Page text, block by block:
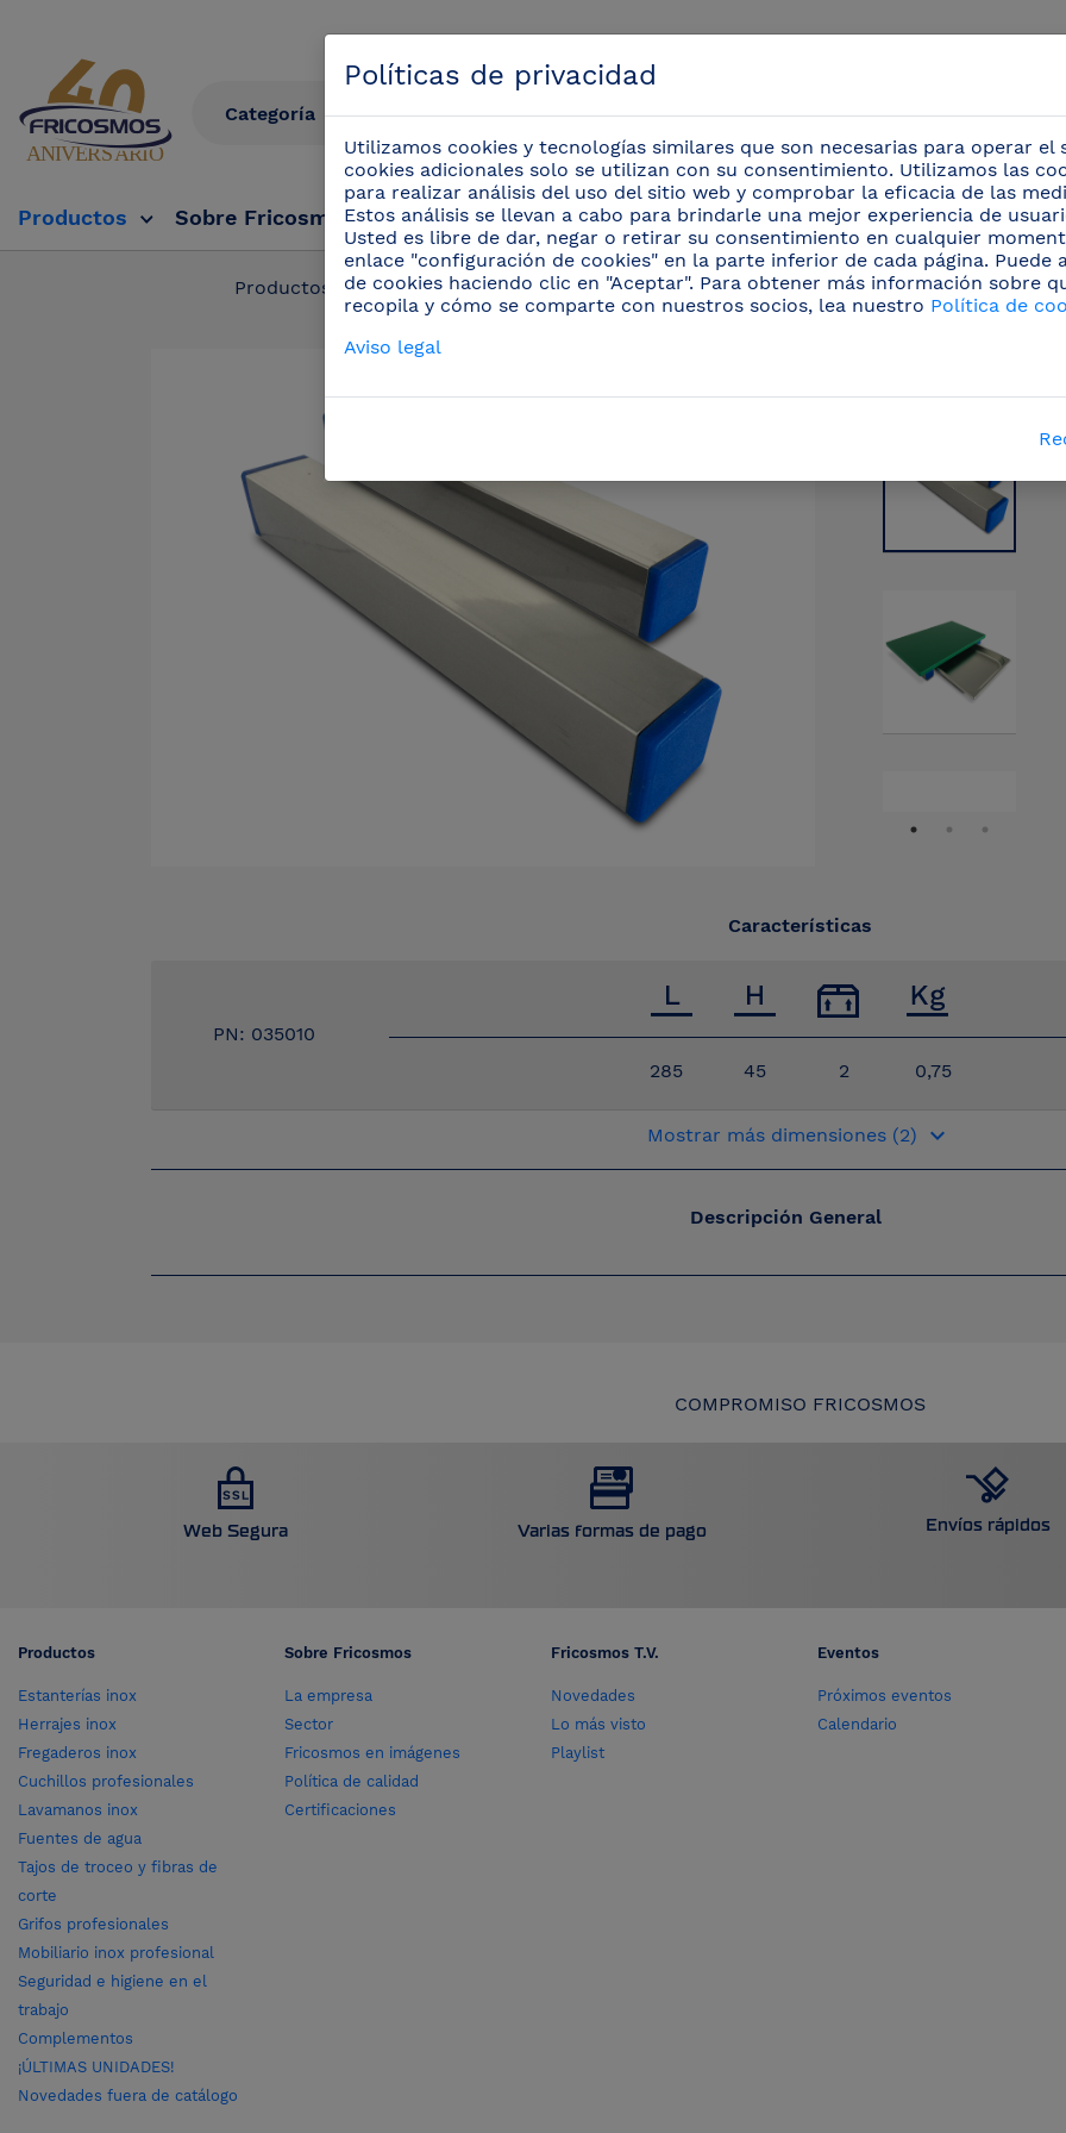
Productos Sobre Fricosmos Fricosmos Tv Eventos
Productos / Tajos de troceo y fibras de corte / Accesorios para tajos y fibras
Características
PN: 035010
285
45 2 0,75
Mostrar más dimensiones (2) keyboard_arrow_down
Descripción General
COMPROMISO FRICOSMOS
Web Segura Varias formas de pago Envíos rápidos
Productos
Estanterías inox
Herrajes inox
Fregaderos inox
Cuchillos profesionales
Lavamanos inox
Fuentes de agua
Tajos de troceo y fibras de
corte
Grifos profesionales
Mobiliario inox profesional
Seguridad e higiene en el
trabajo
Complementos
¡ÚLTIMAS UNIDADES!
Novedades fuera de catálogo
Sobre Fricosmos
La empresa
Sector
Fricosmos en imágenes
Política de calidad
Certificaciones
Fricosmos T.V.
Novedades
Lo más visto
Playlist
Eventos
Próximos eventos
Calendario
Políticas de privacidad
Utilizamos cookies y tecnologías similares que son necesarias para operar el
cookies adicionales solo se utilizan con su consentimiento. Utilizamos las
para realizar análisis del uso del sitio web y comprobar la eficacia de las
Estos análisis se llevan a cabo para brindarle una mejor experiencia de
Usted es libre de dar, negar o retirar su consentimiento en cualquier
enlace "configuración de cookies" en la parte inferior de cada página. Puede
de cookies haciendo clic en "Aceptar". Para obtener más información sobre
recopila y cómo se comparte con nuestros socios, lea nuestro Política de
Aviso legal